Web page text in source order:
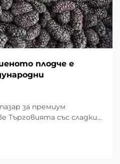
плодче е
за премиум
Търговията със сладки
като предлага
дистрибутори по